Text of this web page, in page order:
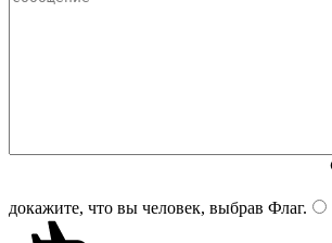
докажите, что вы человек, выбрав Флаг.